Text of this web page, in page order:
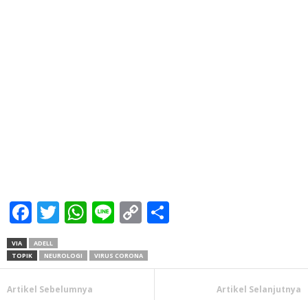
Facebook
Twitter
WhatsApp
LineCopy
VIA
ADELL
TOPIK
NEUROLOGI VIRUS CORONA
Artikel Sebelumnya Artikel Selanjutnya